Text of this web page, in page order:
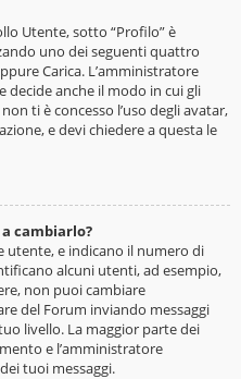
Utente, sotto “Profilo” è
uno dei seguenti quattro
Carica. L’amministratore
decide anche il modo in cui gli
ti è concesso l’uso degli avatar,
e devi chiedere a questa le
cambiarlo?
utente, e indicano il numero di
alcuni utenti, ad esempio,
non puoi cambiare
del Forum inviando messaggi
livello. La maggior parte dei
e l’amministratore
tuoi messaggi.